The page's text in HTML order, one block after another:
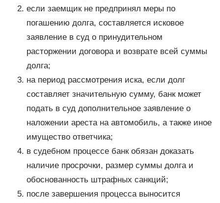
если заемщик не предпринял меры по
погашению долга, составляется исковое
заявление в суд о принудительном
расторжении договора и возврате всей суммы
долга;
на период рассмотрения иска, если долг
составляет значительную сумму, банк может
подать в суд дополнительное заявление о
наложении ареста на автомобиль, а также иное
имущество ответчика;
в судебном процессе банк обязан доказать
наличие просрочки, размер суммы долга и
обоснованность штрафных санкций;
после завершения процесса выносится